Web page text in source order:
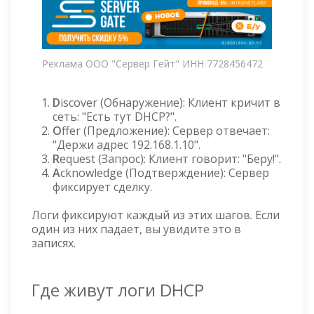
Реклама ООО "Сервер Гейт" ИНН 7728456472
Discover (Обнаружение): Клиент кричит в
сеть: "Есть тут DHCP?".
Offer (Предложение): Сервер отвечает:
"Держи адрес 192.168.1.10".
Request (Запрос): Клиент говорит: "Беру!".
Acknowledge (Подтверждение): Сервер
фиксирует сделку.
Логи фиксируют каждый из этих шагов. Если
один из них падает, вы увидите это в
записях.
Где живут логи DHCP